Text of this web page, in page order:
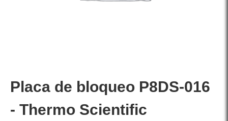
Placa de bloqueo P8DS-016
- Thermo Scientific